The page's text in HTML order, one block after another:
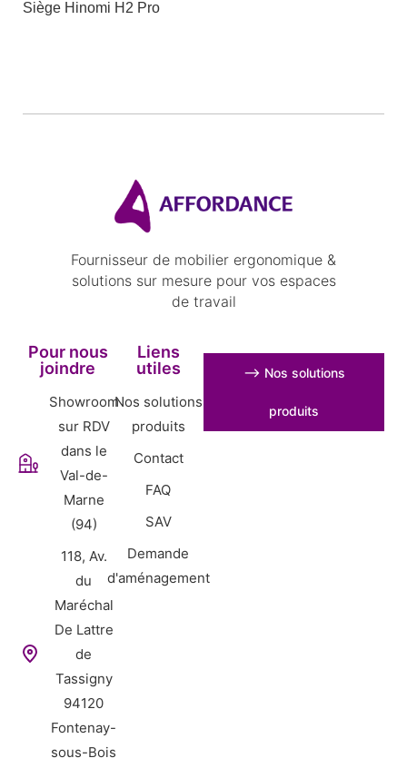
Siège Hinomi H2 Pro
Fournisseur de mobilier ergonomique &
solutions sur mesure pour vos espaces
de travail
Pour nous
joindre
Showroom
sur RDV
dans le
Val-de-
Marne
(94)
118, Av.
du
Maréchal
De Lattre
de
Tassigny
94120
Fontenay-
sous-Bois
Liens
utiles
Nos solutions
produits
Contact
FAQ
SAV
Demande
d'aménagement
⟶ Nos solutions
produits